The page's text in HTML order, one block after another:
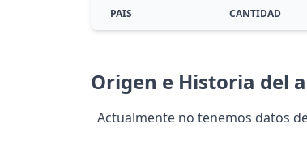
PAIS CANTIDAD
Origen e Historia del
Actualmente no tenemos datos